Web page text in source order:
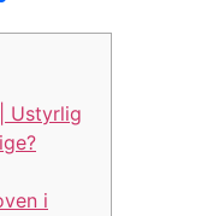
Ustyrlig
i